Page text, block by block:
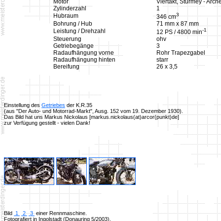
Motor
Viertakt, Sturmey -
Zylinderzahl
1
Hubraum
346 cm3
Bohrung / Hub
71 mm x 87 mm
Leistung / Drehzahl
12 PS / 4800 min-1
Steuerung
ohv
Getriebegänge
3
Radaufhängung vorne
Rohr Trapezgabel
Radaufhängung hinten
starr
Bereifung
26 x 3,5
Einstellung desGetriebesder K.R.35
(aus "Der Auto- und Motorrad-Markt", Ausg. 152 vom 19. Dezember 1930).
Das Bild hat uns Markus Nickolaus [markus.nickolaus(at)arcor(punkt)de]
zur Verfügung gestellt - vielen Dank!
Bild 1 2 3einer Rennmaschine.
Fotografiert in Ingolstadt (Donauring 5/2003).